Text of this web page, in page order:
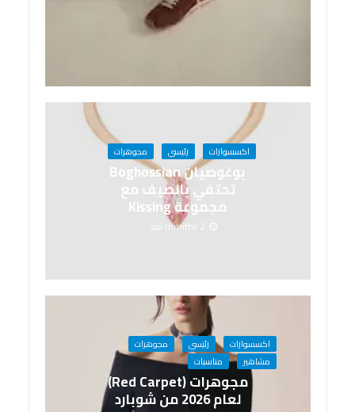
اكسسوارات رئيسى مجوهرات
بوغوصيان Boghossian
تحتفي بالصيف مع
مجموعة Kissing
2 months منذ
اكسسوارات رئيسى
مجوهرات
مشاهير
مناسبات
مجوهرات (Red Carpet)
لعام 2026 من شوبارد